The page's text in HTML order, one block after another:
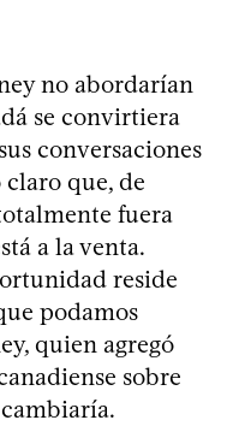
no abordarían
se convirtiera
conversaciones
que, de
fuera
a la venta.
reside
podamos
quien agregó
sobre